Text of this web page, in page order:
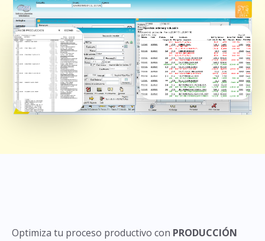
Optimiza tu proceso productivo con PRODUCCIÓN